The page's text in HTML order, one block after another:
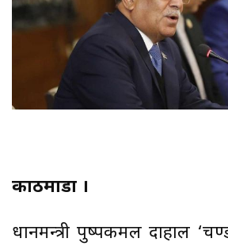
काठमाडौँ ।
प्रधानमन्त्री पुष्पकमल दाहाल